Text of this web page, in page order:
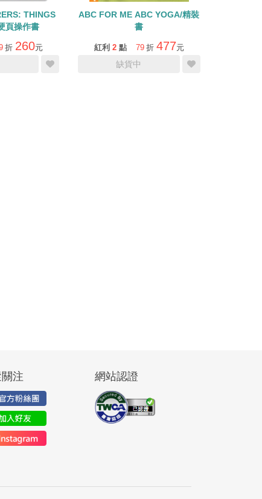
THINGS
頁操作書
折 260元
ABC FOR ME ABC YOGA/精裝
書
紅利 2 點 79 折 477元
缺貨中
注 網站認證